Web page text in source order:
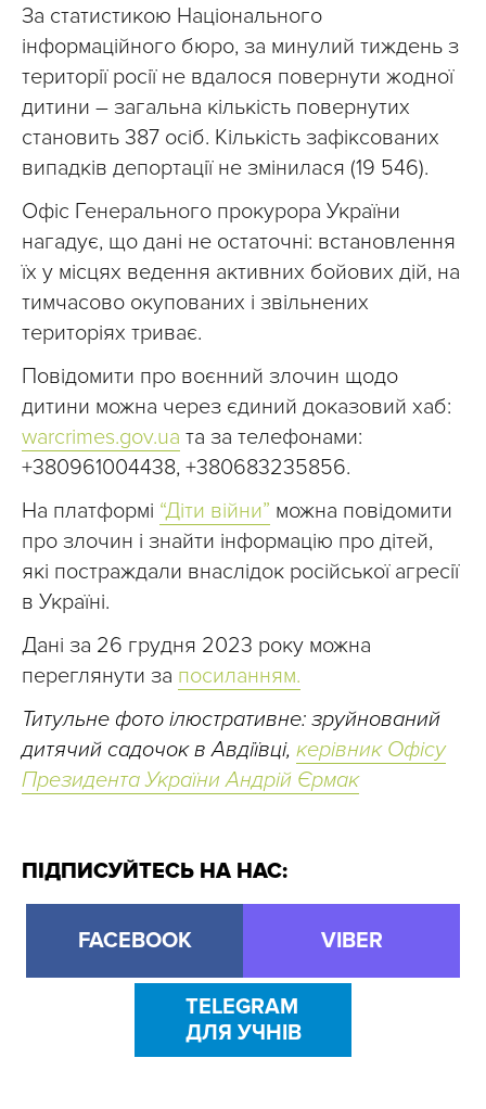
За статистикою Національного
інформаційного бюро, за минулий тиждень з
території росії не вдалося повернути жодної
дитини – загальна кількість повернутих
становить 387 осіб. Кількість зафіксованих
випадків депортації не змінилася (19 546).
Офіс Генерального прокурора України
нагадує, що дані не остаточні: встановлення
їх у місцях ведення активних бойових дій, на
тимчасово окупованих і звільнених
територіях триває.
Повідомити про воєнний злочин щодо
дитини можна через єдиний доказовий хаб:
warcrimes.gov.ua та за телефонами:
+380961004438, +380683235856.
На платформі “Діти війни” можна повідомити
про злочин і знайти інформацію про дітей,
які постраждали внаслідок російської агресії
в Україні.
Дані за 26 грудня 2023 року можна
переглянути за посиланням.
Титульне фото ілюстративне: зруйнований
дитячий садочок в Авдіївці, керівник Офісу
Президента України Андрій Єрмак
ПІДПИСУЙТЕСЬ НА НАС:
FACEBOOK VIBER
TELEGRAM
ДЛЯ УЧНІВ